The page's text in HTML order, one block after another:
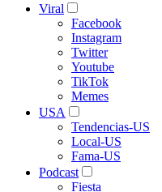
Viral
Facebook
Instagram
Twitter
Youtube
TikTok
Memes
USA
Tendencias-US
Local-US
Fama-US
Podcast
Fiesta